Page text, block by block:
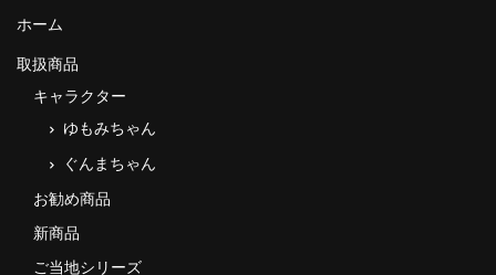
ホーム
取扱商品
キャラクター
ゆもみちゃん
ぐんまちゃん
お勧め商品
新商品
ご当地シリーズ